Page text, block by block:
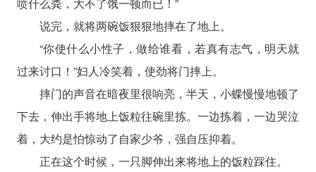
说完，就将两碗饭狠狠地摔在了地上。
“你使什么小性子，做给谁看，若真有志气，明天就
过来讨口！”妇人冷笑着，使劲将门摔上。
摔门的声音在暗夜里很响亮，半天，小蝶慢慢地顿了
下去，伸出手将地上饭粒往碗里拣。一边拣着，一边哭泣
着，大约是怕惊动了自家少爷，强自压抑着。
正在这个时候，一只脚伸出来将地上的饭粒踩住。